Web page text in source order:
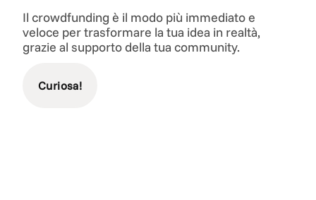
Il crowdfunding è il modo più immediato e
veloce per trasformare la tua idea in realtà,
grazie al supporto della tua community.
Curiosa!